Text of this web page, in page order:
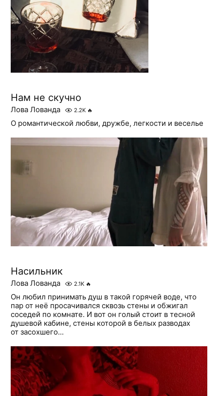
Нам не скучно
Лова Лованда 2.2K 🔥
О романтической любви, дружбе, легкости и веселье
Насильник
Лова Лованда 2.1K 🔥
Он любил принимать душ в такой горячей воде, что
пар от неё просачивался сквозь стены и обжигал
соседей по комнате. И вот он голый стоит в тесной
душевой кабине, стены которой в белых разводах
от засохшего...